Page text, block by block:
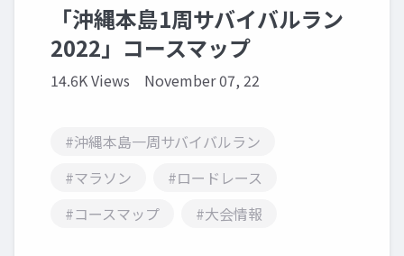
「沖縄本島1周サバイバルラン
2022」コースマップ
14.6K Views November 07, 22
#沖縄本島一周サバイバルラン
#マラソン
#ロードレース
#コースマップ
#大会情報